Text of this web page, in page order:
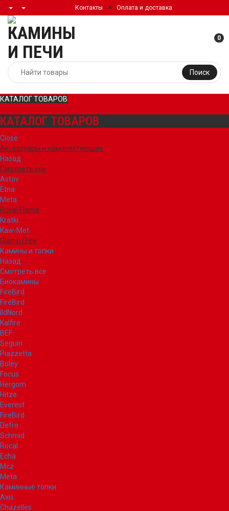
Контакты Оплата и доставка
Поиск
0
КАТАЛОГ ТОВАРОВ
КАТАЛОГ ТОВАРОВ
Close
Аксессуары и комплектующие
Назад
Смотреть все
Astov
Etna
Meta
Royal Flame
Kratki
Kaw-Met
Glamm Fire
Камины и топки
Назад
Смотреть все
Биокамины
FireBird
FireBird
IldNord
Kalfire
BEF
Seguin
Piazzetta
Boley
Focus
Hergom
Hitze
Everest
FireBird
Defro
Schmid
Rocal
Echa
Mcz
Meta
Каминные топки
Axis
Chazelles